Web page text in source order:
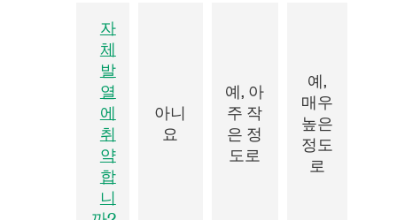
자
체
발
열
에
취
약
합
니
아니
요
예, 아
주 작
은 정
도로
예,
매우
높은
정도
로